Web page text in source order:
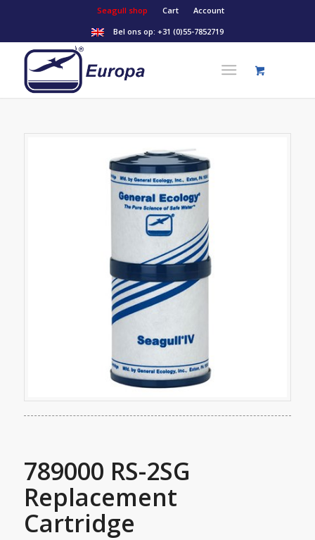
Seagull shop Cart
Account
Bel ons op: +31 (0)55-7852719
789000 RS-2SG
Replacement
Cartridge